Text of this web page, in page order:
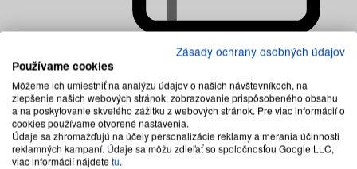
Detské matrace
Zásady ochrany osobných údajov
Používame cookies
Môžeme ich umiestniť na analýzu údajov o našich návštevníkoch, na
zlepšenie našich webových stránok, zobrazovanie prispôsobeného obsahu
a na poskytovanie skvelého zážitku z webových stránok. Pre viac informácií o
cookies používame otvorené nastavenia.
Údaje sa zhromažďujú na účely personalizácie reklamy a merania účinnosti
reklamných kampaní. Údaje sa môžu zdieľať so spoločnosťou Google LLC,
viac informácií nájdetetu.